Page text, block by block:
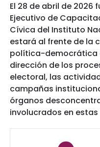
El 28 de abril de 2026
Ejecutivo de
Cívica del Instituto
estará al frente de la
política-democrática
dirección de los
electoral, las
campañas
órganos
involucrados en